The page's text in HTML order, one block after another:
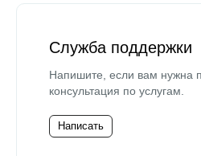
Служба поддержки
Напишите, если вам нужна
консультация по услугам.
Написать